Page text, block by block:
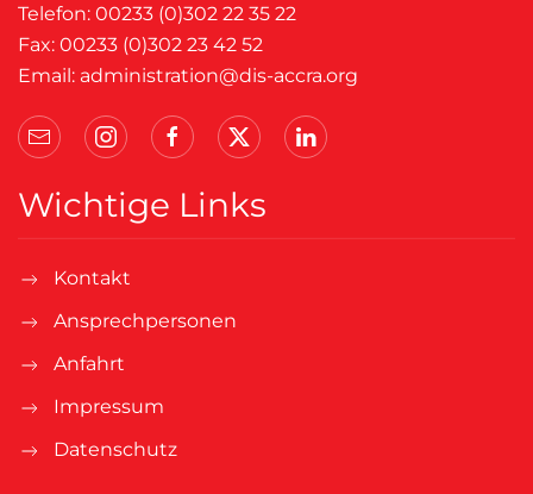
Telefon: 00233 (0)302 22 35 22
Fax: 00233 (0)302 23 42 52
Email: administration@dis-accra.org
Wichtige Links
Kontakt
Ansprechpersonen
Anfahrt
Impressum
Datenschutz